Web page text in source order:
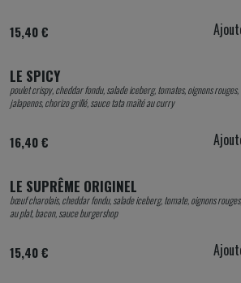
15,40 €
LE SPICY
poulet crispy, cheddar fondu, salade iceberg, tomates, oignons rouges,
jalapenos, chorizo grillé, sauce tata maïté au curry
16,40 €
LE SUPRÊME ORIGINEL
bœuf charolais, cheddar fondu, salade iceberg, tomate, oignons
au plat, bacon, sauce burgershop
15,40 €